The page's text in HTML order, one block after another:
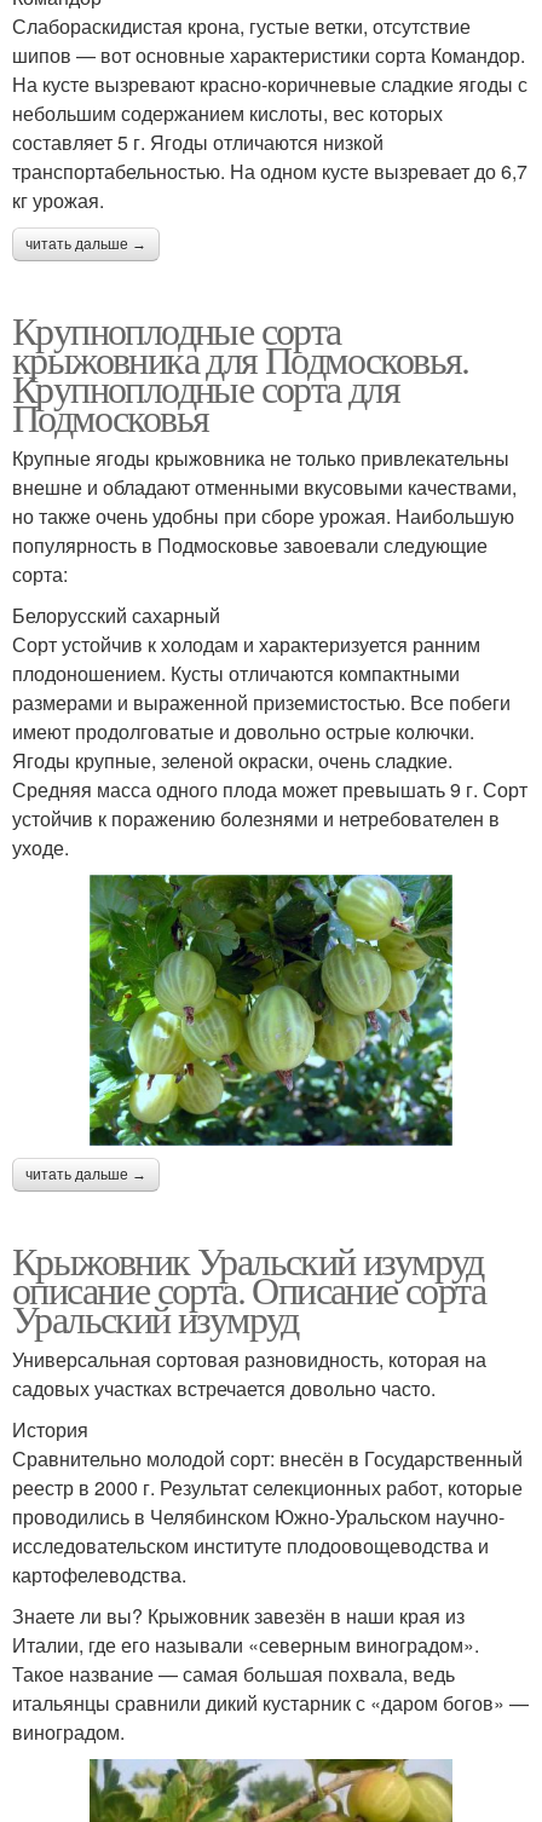
Слабораскидистая крона, густые ветки, отсутствие
шипов — вот основные характеристики сорта Командор.
На кусте вызревают красно-коричневые сладкие ягоды с
небольшим содержанием кислоты, вес которых
составляет 5 г. Ягоды отличаются низкой
транспортабельностью. На одном кусте вызревает до 6,7
кг урожая.
читать дальше →
Крупноплодные сорта
крыжовника для Подмосковья.
Крупноплодные сорта для
Подмосковья
Крупные ягоды крыжовника не только привлекательны
внешне и обладают отменными вкусовыми качествами,
но также очень удобны при сборе урожая. Наибольшую
популярность в Подмосковье завоевали следующие
сорта:
Белорусский сахарный
Сорт устойчив к холодам и характеризуется ранним
плодоношением. Кусты отличаются компактными
размерами и выраженной приземистостью. Все побеги
имеют продолговатые и довольно острые колючки.
Ягоды крупные, зеленой окраски, очень сладкие.
Средняя масса одного плода может превышать 9 г. Сорт
устойчив к поражению болезнями и нетребователен в
уходе.
читать дальше →
Крыжовник Уральский изумруд
описание сорта. Описание сорта
Уральский изумруд
Универсальная сортовая разновидность, которая на
садовых участках встречается довольно часто.
История
Сравнительно молодой сорт: внесён в Государственный
реестр в 2000 г. Результат селекционных работ, которые
проводились в Челябинском Южно-Уральском научно-
исследовательском институте плодоовощеводства и
картофелеводства.
Знаете ли вы? Крыжовник завезён в наши края из
Италии, где его называли «северным виноградом».
Такое название — самая большая похвала, ведь
итальянцы сравнили дикий кустарник с «даром богов» —
виноградом.